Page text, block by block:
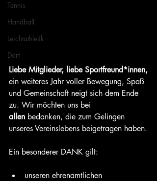
Tennis
Handball
Leichtathletik
Dart
Liebe Mitglieder, liebe Sportfreund*innen,
ein weiteres Jahr voller Bewegung, Spaß
und Gemeinschaft neigt sich dem Ende
zu. Wir möchten uns bei
allen bedanken, die zum Gelingen
unseres Vereinslebens beigetragen haben.
Ein besonderer DANK gilt:
unseren ehrenamtlichen